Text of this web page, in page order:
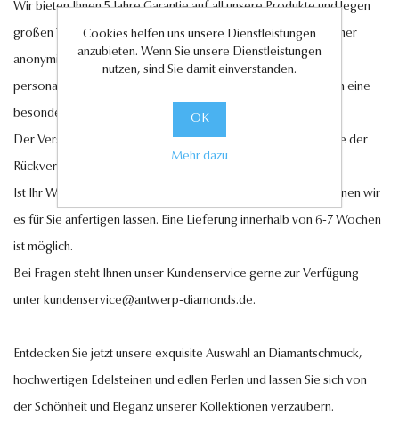
Wir bieten Ihnen 5 Jahre Garantie auf all unsere Produkte und legen
großen Wert auf Ihre Zufriedenheit. Ihre Bestellung wird in einer
anonymisierten Verpackung geliefert, zusätzlich können Sie
personalisierte Geschenkkarten hinzufügen, um Ihren Liebsten eine
besondere Freude zu bereiten.
Der Versand innerhalb Deutschlands ist kostenlos, ebenso wie der
Rückversand im Falle eines Umtauschs oder einer Retoure.
Ist Ihr Wunschschmuckstück nicht auf Lager? Auf Anfrage können wir
es für Sie anfertigen lassen. Eine Lieferung innerhalb von 6-7 Wochen
ist möglich.
Bei Fragen steht Ihnen unser Kundenservice gerne zur Verfügung
unter kundenservice@antwerp-diamonds.de.
Entdecken Sie jetzt unsere exquisite Auswahl an Diamantschmuck,
hochwertigen Edelsteinen und edlen Perlen und lassen Sie sich von
der Schönheit und Eleganz unserer Kollektionen verzaubern.
Cookies helfen uns unsere Dienstleistungen
anzubieten. Wenn Sie unsere Dienstleistungen
nutzen, sind Sie damit einverstanden.
OK
Mehr dazu